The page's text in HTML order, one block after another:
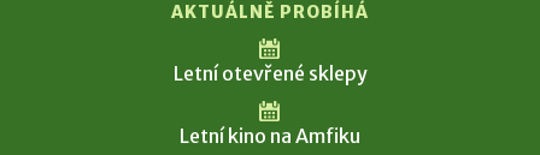
AKTUÁLNĚ PROBÍHÁ
Letní otevřené sklepy
Letní kino na Amfiku